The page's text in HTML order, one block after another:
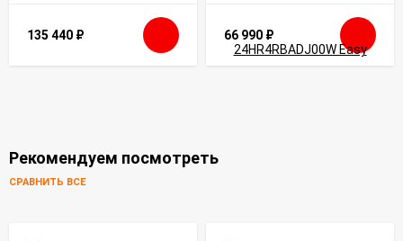
135 440 ₽ 66 990 ₽
Рекомендуем посмотреть
СРАВНИТЬ ВСЕ